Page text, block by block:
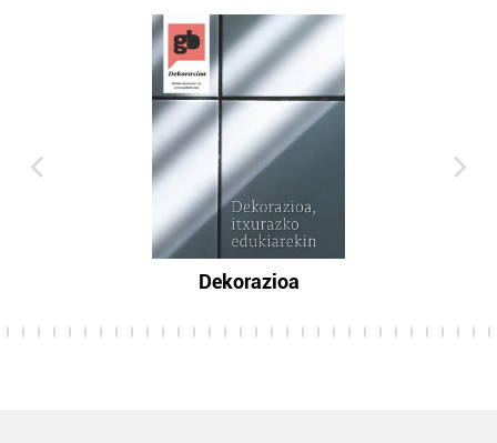
Dekorazioa